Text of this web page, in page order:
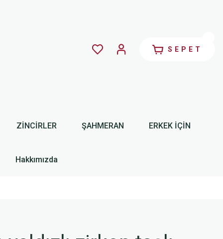
SEPET
ZİNCİRLER ŞAHMERAN ERKEK İÇİN
Hakkımızda